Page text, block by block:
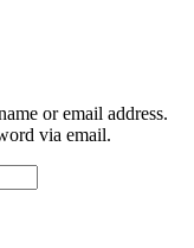
or email address.
via email.